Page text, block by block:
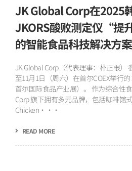
JK Global Corp在2025
JKORS酸败测定仪“提
的智能食品科技解决方
JK Global Corp（代表理事：朴正根）
至11月1日（周六）在首尔COEX举行
首尔国际食品产业展）。 作为综合性
Corp 旗下拥有多元品牌，包括咖啡馆
Chicken···
READ MORE